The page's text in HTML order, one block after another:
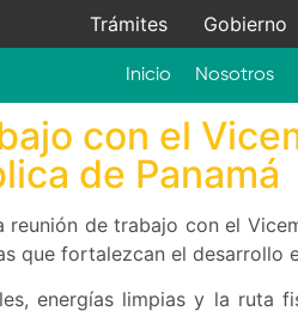
Trámites Gobierno
Inicio Nosotros
con el
de Panamá
reunión de trabajo con el
que fortalezcan el desarrollo
energías limpias y la ruta